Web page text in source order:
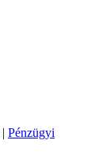
| Pénzügyi